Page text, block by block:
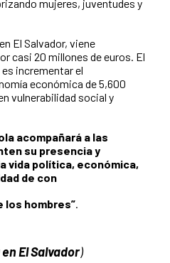
mujeres, juventudes y
El Salvador, viene
casi 20 millones de euros. El
incrementar el
económica de 5,600
vulnerabilidad social y
acompañará a las
su presencia y
vida política, económica,
de con
los hombres”
El Salvador)